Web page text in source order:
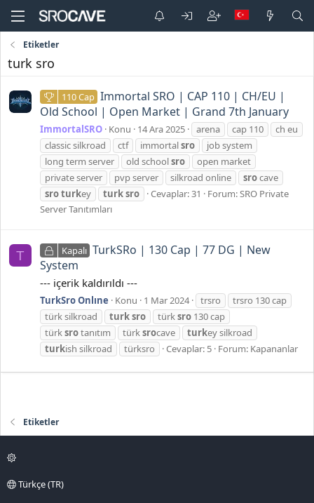
Etiketler
turk sro
110 Cap Immortal SRO | CAP 110 | CH/EU |
Old School | Open Market | Grand 7th January
ImmortalSRO Konu 14 Ara 2025 arena cap 110
ch eu
classic silkroad
ctf immortalsro
job system
long term server
old schoolsro
open market
private server
pvp server silkroad online srocave
sroturkey turksro Cevaplar: 31 Forum:SRO Private
Server Tanıtımları
T Kapalı TurkSRo | 130 Cap | 77 DG | New
System
--- içerik kaldırıldı ---
TurkSro Onlıne Konu 1 Mar 2024 trsro
trsro 130 cap
türk silkroad
turksro türksro 130 cap
türksrotanıtım türksrocave turkey silkroad
turkish silkroad türksro Cevaplar: 5 Forum: Kapananlar
Etiketler
Türkçe (TR)